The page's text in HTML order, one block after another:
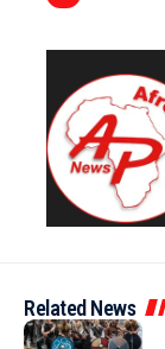
Related News
SPORTS